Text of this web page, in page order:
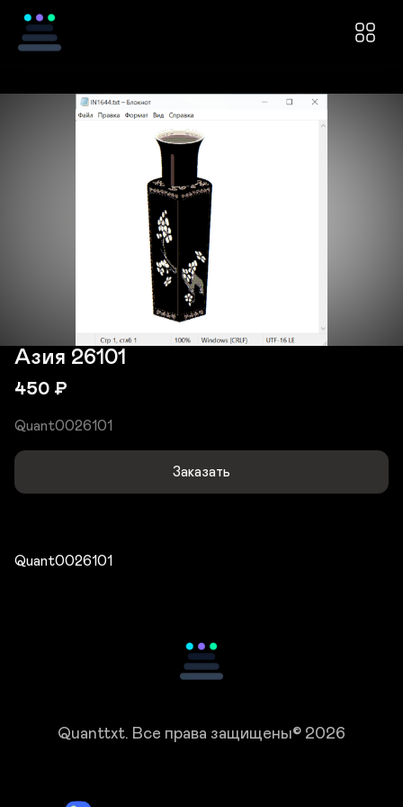
Азия 26101
450 ₽
Quant0026101
Заказать
Quant0026101
Quanttxt. Все права защищены© 2026